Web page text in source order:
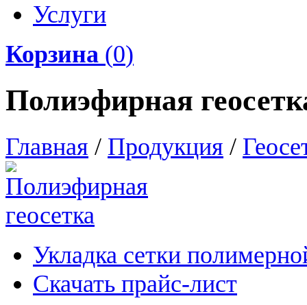
Услуги
Корзина (0)
Полиэфирная
Главная / Продукция /
Укладка сетки
Скачать прайс-лист